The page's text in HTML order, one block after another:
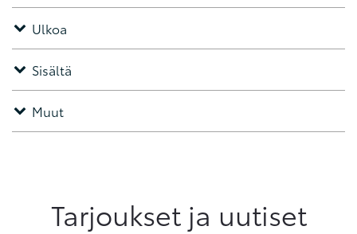
Ulkoa
Sisältä
Muut
Tarjoukset ja uutiset